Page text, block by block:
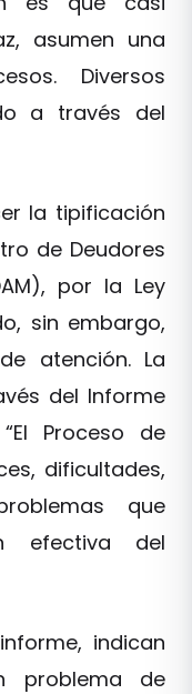
asumen una
Diversos
a través del
la tipificación
de Deudores
por la Ley
sin embargo,
atención. La
del Informe
Proceso de
dificultades,
que
efectiva del
indican
problema de